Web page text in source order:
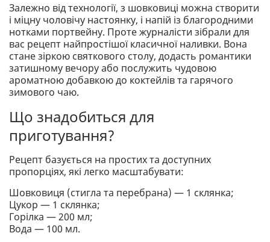
Залежно від технології, з шовковиці можна створити
і міцну чоловічу настоянку, і напій із благородними
нотками портвейну. Проте журналісти зібрали для
вас рецепт найпростішої класичної наливки. Вона
стане зіркою святкового столу, додасть романтики
затишному вечору або послужить чудовою
ароматною добавкою до коктейлів та гарячого
зимового чаю.
Що знадобиться для
приготування?
Рецепт базується на простих та доступних
пропорціях, які легко масштабувати:
Шовковиця (стигла та перебрана) — 1 склянка;
Цукор — 1 склянка;
Горілка — 200 мл;
Вода — 100 мл.